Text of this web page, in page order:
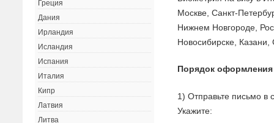
Москве, Санкт-
Нижнем Новгороде,
Новосибирске,
Порядок
1) Отправьте письмо
Укажите:
Греция
Дания
Ирландия
Исландия
Испания
Италия
Кипр
Латвия
Литва